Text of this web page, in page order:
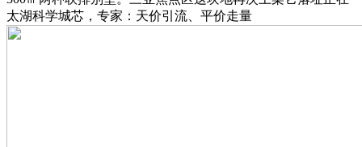
太湖科学城芯，专家：天价引流、平价走量